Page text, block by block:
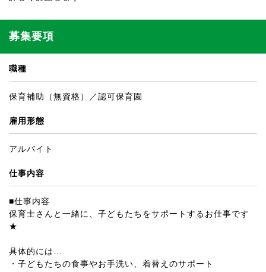
募集要項
職種
保育補助（無資格）／認可保育園
雇用形態
アルバイト
仕事内容
■仕事内容
保育士さんと一緒に、子どもたちをサポートするお仕事です
★
具体的には…
・子どもたちの食事やお手洗い、着替えのサポート